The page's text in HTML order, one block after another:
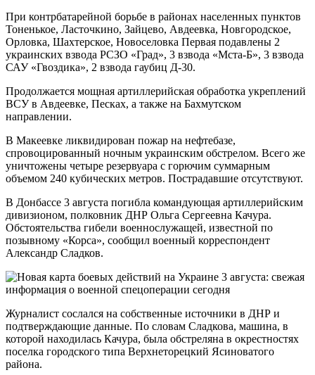
При контрбатарейной борьбе в районах населенных пунктов
Тоненькое, Ласточкино, Зайцево, Авдеевка, Новгородское,
Орловка, Шахтерское, Новоселовка Первая подавлены 2
украинских взвода РСЗО «Град», 3 взвода «Мста-Б», 3 взвода
САУ «Гвоздика», 2 взвода гаубиц Д-30.
Продолжается мощная артиллерийская обработка укреплений
ВСУ в Авдеевке, Песках, а также на Бахмутском
направлении.
В Макеевке ликвидирован пожар на нефтебазе,
спровоцированный ночным украинским обстрелом. Всего же
уничтожены четыре резервуара с горючим суммарным
объемом 240 кубических метров. Пострадавшие отсутствуют.
В Донбассе 3 августа погибла командующая артиллерийским
дивизионом, полковник ДНР Ольга Сергеевна Качура.
Обстоятельства гибели военнослужащей, известной по
позывному «Корса», сообщил военный корреспондент
Александр Сладков.
Журналист сослался на собственные источники в ДНР и
подтверждающие данные. По словам Сладкова, машина, в
которой находилась Качура, была обстреляна в окрестностях
поселка городского типа Верхнеторецкий Ясиноватого
района.